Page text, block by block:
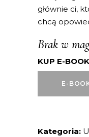
oceny
głównie ci,
chcą
Brak w
KUP E-BOOK
E-
Kategoria: